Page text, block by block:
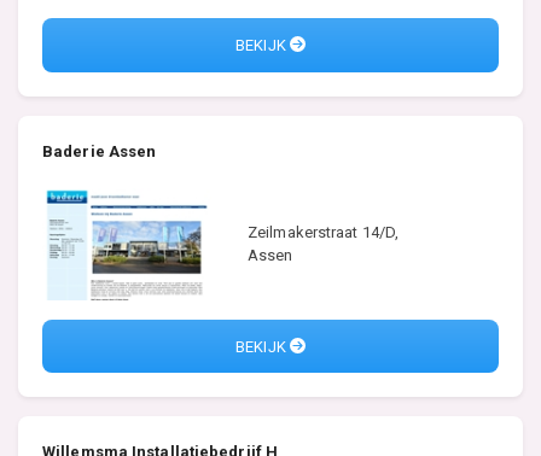
BEKIJK
Baderie Assen
Zeilmakerstraat 14/D,
Assen
BEKIJK
Willemsma Installatiebedrijf H